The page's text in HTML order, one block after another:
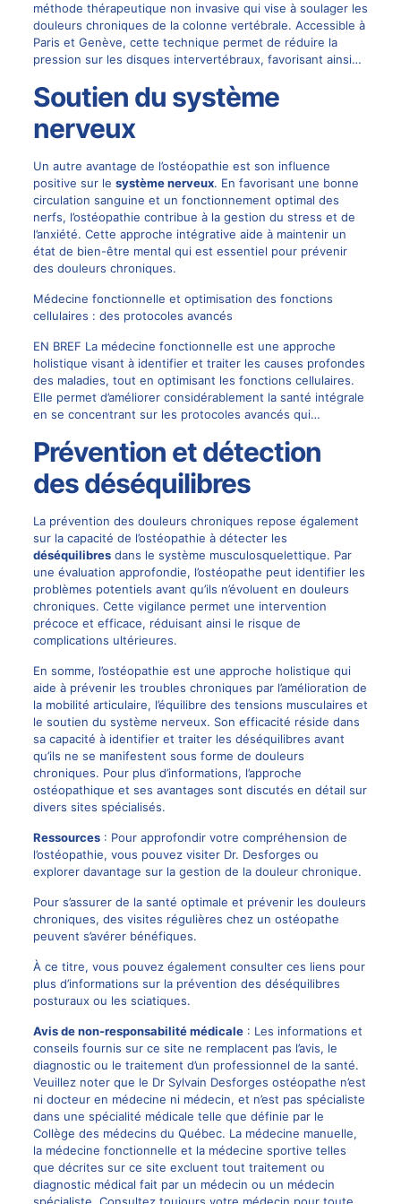
méthode thérapeutique non invasive qui vise à soulager les
douleurs chroniques de la colonne vertébrale. Accessible à
Paris et Genève, cette technique permet de réduire la
pression sur les disques intervertébraux, favorisant ainsi…
Soutien du système
nerveux
Un autre avantage de l’ostéopathie est son influence
positive sur le système nerveux. En favorisant une bonne
circulation sanguine et un fonctionnement optimal des
nerfs, l’ostéopathie contribue à la gestion du stress et de
l’anxiété. Cette approche intégrative aide à maintenir un
état de bien-être mental qui est essentiel pour prévenir
des douleurs chroniques.
Médecine fonctionnelle et optimisation des fonctions
cellulaires : des protocoles avancés
EN BREF La médecine fonctionnelle est une approche
holistique visant à identifier et traiter les causes profondes
des maladies, tout en optimisant les fonctions cellulaires.
Elle permet d’améliorer considérablement la santé intégrale
en se concentrant sur les protocoles avancés qui…
Prévention et détection
des déséquilibres
La prévention des douleurs chroniques repose également
sur la capacité de l’ostéopathie à détecter les
déséquilibresdans le système musculosquelettique. Par
une évaluation approfondie, l’ostéopathe peut identifier les
problèmes potentiels avant qu’ils n’évoluent en douleurs
chroniques. Cette vigilance permet une intervention
précoce et efficace, réduisant ainsi le risque de
complications ultérieures.
En somme, l’ostéopathie est une approche holistique qui
aide à prévenir les troubles chroniques par l’amélioration de
la mobilité articulaire, l’équilibre des tensions musculaires et
le soutien du système nerveux. Son efficacité réside dans
sa capacité à identifier et traiter les déséquilibres avant
qu’ils ne se manifestent sous forme de douleurs
chroniques. Pour plus d’informations, l’approche
ostéopathique et ses avantages sont discutés en détail sur
divers sites spécialisés.
Ressources: Pour approfondir votre compréhension de
l’ostéopathie, vous pouvez visiter Dr. Desforges ou
explorer davantage sur la gestion de la douleur chronique.
Pour s’assurer de la santé optimale et prévenir les douleurs
chroniques, des visites régulières chez un ostéopathe
peuvent s’avérer bénéfiques.
À ce titre, vous pouvez également consulter ces liens pour
plus d’informations sur la prévention des déséquilibres
posturauxou les sciatiques.
Avis de non-responsabilité médicale: Les informations et
conseils fournis sur ce site ne remplacent pas l’avis, le
diagnostic ou le traitement d’un professionnel de la santé.
Veuillez noter que le Dr Sylvain Desforges ostéopathe n’est
ni docteur en médecine ni médecin, et n’est pas spécialiste
dans une spécialité médicale telle que définie par le
Collège des médecins du Québec. La médecine manuelle,
la médecine fonctionnelle et la médecine sportive telles
que décrites sur ce site excluent tout traitement ou
diagnostic médical fait par un médecin ou un médecin